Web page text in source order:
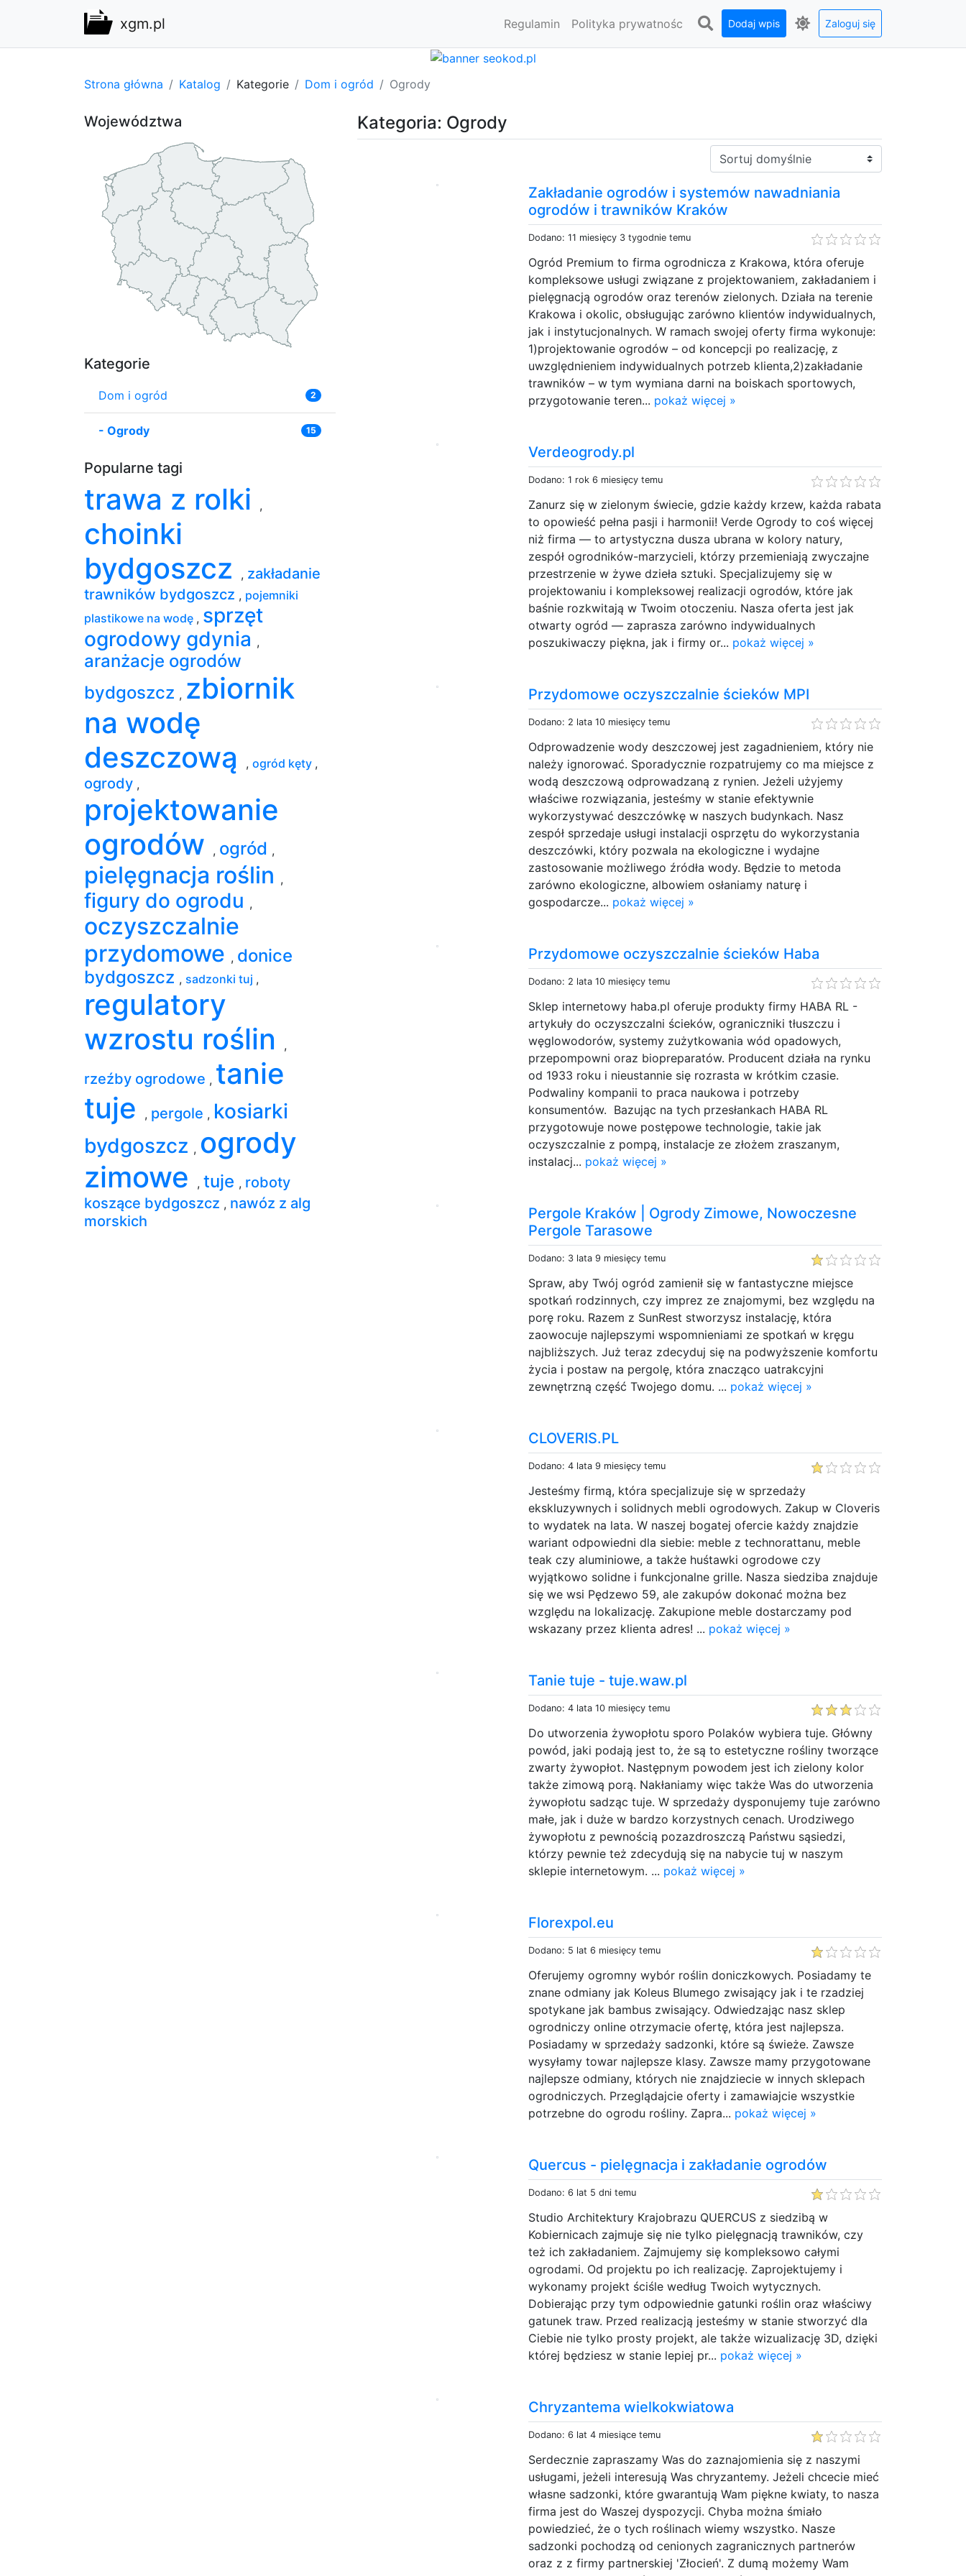
xgm.pl Regulamin Polityka prywatnośc Dodaj wpis Zaloguj się
Strona główna Katalog Kategorie Dom i ogród Ogrody
Kategoria: Ogrody
Sortuj:
Zakładanie ogrodów i systemów nawadniania
ogrodów i trawników Kraków
Dodano: 11 miesięcy 3 tygodnie temu
Ogród Premium to firma ogrodnicza z Krakowa, która oferuje
kompleksowe usługi związane z projektowaniem, zakładaniem i
pielęgnacją ogrodów oraz terenów zielonych. Działa na terenie
Krakowa i okolic, obsługując zarówno klientów indywidualnych,
jak i instytucjonalnych. W ramach swojej oferty firma wykonuje:
1)projektowanie ogrodów – od koncepcji po realizację, z
uwzględnieniem indywidualnych potrzeb klienta,2)zakładanie
trawników – w tym wymiana darni na boiskach sportowych,
przygotowanie teren... pokaż więcej »
Verdeogrody.pl
Dodano: 1 rok 6 miesięcy temu
Zanurz się w zielonym świecie, gdzie każdy krzew, każda rabata
to opowieść pełna pasji i harmonii! Verde Ogrody to coś więcej
niż firma — to artystyczna dusza ubrana w kolory natury,
zespół ogrodników-marzycieli, którzy przemieniają zwyczajne
przestrzenie w żywe dzieła sztuki. Specjalizujemy się w
projektowaniu i kompleksowej realizacji ogrodów, które jak
baśnie rozkwitają w Twoim otoczeniu. Nasza oferta jest jak
otwarty ogród — zaprasza zarówno indywidualnych
poszukiwaczy piękna, jak i firmy or... pokaż więcej »
Przydomowe oczyszczalnie ścieków MPI
Dodano: 2 lata 10 miesięcy temu
Odprowadzenie wody deszczowej jest zagadnieniem, który nie
należy ignorować. Sporadycznie rozpatrujemy co ma miejsce z
wodą deszczową odprowadzaną z rynien. Jeżeli użyjemy
właściwe rozwiązania, jesteśmy w stanie efektywnie
wykorzystywać deszczówkę w naszych budynkach. Nasz
zespół sprzedaje usługi instalacji osprzętu do wykorzystania
deszczówki, który pozwala na ekologiczne i wydajne
zastosowanie możliwego źródła wody. Będzie to metoda
zarówno ekologiczne, albowiem osłaniamy naturę i
gospodarcze... pokaż więcej »
Przydomowe oczyszczalnie ścieków Haba
Dodano: 2 lata 10 miesięcy temu
Sklep internetowy haba.pl oferuje produkty firmy HABA RL -
artykuły do oczyszczalni ścieków, ograniczniki tłuszczu i
węglowodorów, systemy zużytkowania wód opadowych,
przepompowni oraz biopreparatów. Producent działa na rynku
od 1933 roku i nieustannie się rozrasta w krótkim czasie.
Podwaliny kompanii to praca naukowa i potrzeby
konsumentów. Bazując na tych przesłankach HABA RL
przygotowuje nowe postępowe technologie, takie jak
oczyszczalnie z pompą, instalacje ze złożem zraszanym,
instalacj... pokaż więcej »
Pergole Kraków | Ogrody Zimowe, Nowoczesne
Pergole Tarasowe
Dodano: 3 lata 9 miesięcy temu
Spraw, aby Twój ogród zamienił się w fantastyczne miejsce
spotkań rodzinnych, czy imprez ze znajomymi, bez względu na
porę roku. Razem z SunRest stworzysz instalację, która
zaowocuje najlepszymi wspomnieniami ze spotkań w kręgu
najbliższych. Już teraz zdecyduj się na podwyższenie komfortu
życia i postaw na pergolę, która znacząco uatrakcyjni
zewnętrzną część Twojego domu. ... pokaż więcej »
CLOVERIS.PL
Dodano: 4 lata 9 miesięcy temu
Jesteśmy firmą, która specjalizuje się w sprzedaży
ekskluzywnych i solidnych mebli ogrodowych. Zakup w Cloveris
to wydatek na lata. W naszej bogatej ofercie każdy znajdzie
wariant odpowiedni dla siebie: meble z technorattanu, meble
teak czy aluminiowe, a także huśtawki ogrodowe czy
wyjątkowo solidne i funkcjonalne grille. Nasza siedziba znajduje
się we wsi Pędzewo 59, ale zakupów dokonać można bez
względu na lokalizację. Zakupione meble dostarczamy pod
wskazany przez klienta adres! ... pokaż więcej »
Tanie tuje - tuje.waw.pl
Dodano: 4 lata 10 miesięcy temu
Do utworzenia żywopłotu sporo Polaków wybiera tuje. Główny
powód, jaki podają jest to, że są to estetyczne rośliny tworzące
zwarty żywopłot. Następnym powodem jest ich zielony kolor
także zimową porą. Nakłaniamy więc także Was do utworzenia
żywopłotu sadząc tuje. W sprzedaży dysponujemy tuje zarówno
małe, jak i duże w bardzo korzystnych cenach. Urodziwego
żywopłotu z pewnością pozazdroszczą Państwu sąsiedzi,
którzy pewnie też zdecydują się na nabycie tuj w naszym
sklepie internetowym. ... pokaż więcej »
Florexpol.eu
Dodano: 5 lat 6 miesięcy temu
Oferujemy ogromny wybór roślin doniczkowych. Posiadamy te
znane odmiany jak Koleus Blumego zwisający jak i te rzadziej
spotykane jak bambus zwisający. Odwiedzając nasz sklep
ogrodniczy online otrzymacie ofertę, która jest najlepsza.
Posiadamy w sprzedaży sadzonki, które są świeże. Zawsze
wysyłamy towar najlepsze klasy. Zawsze mamy przygotowane
najlepsze odmiany, których nie znajdziecie w innych sklepach
ogrodniczych. Przeglądajcie oferty i zamawiajcie wszystkie
potrzebne do ogrodu rośliny. Zapra... pokaż więcej »
Quercus - pielęgnacja i zakładanie ogrodów
Dodano: 6 lat 5 dni temu
Studio Architektury Krajobrazu QUERCUS z siedzibą w
Kobiernicach zajmuje się nie tylko pielęgnacją trawników, czy
też ich zakładaniem. Zajmujemy się kompleksowo całymi
ogrodami. Od projektu po ich realizację. Zaprojektujemy i
wykonamy projekt ściśle według Twoich wytycznych.
Dobierając przy tym odpowiednie gatunki roślin oraz właściwy
gatunek traw. Przed realizacją jesteśmy w stanie stworzyć dla
Ciebie nie tylko prosty projekt, ale także wizualizację 3D, dzięki
której będziesz w stanie lepiej pr... pokaż więcej »
Chryzantema wielkokwiatowa
Dodano: 6 lat 4 miesiące temu
Serdecznie zapraszamy Was do zaznajomienia się z naszymi
usługami, jeżeli interesują Was chryzantemy. Jeżeli chcecie mieć
własne sadzonki, które gwarantują Wam piękne kwiaty, to nasza
firma jest do Waszej dyspozycji. Chyba można śmiało
powiedzieć, że o tych roślinach wiemy wszystko. Nasze
sadzonki pochodzą od cenionych zagranicznych partnerów
oraz z z firmy partnerskiej 'Złocień'. Z dumą możemy Wam
Województwa
Kategorie
Dom i ogród 2
- Ogrody 15
Popularne tagi
trawa z rolki ,
choinki
bydgoszcz
, zakładanie
trawników bydgoszcz , pojemniki
plastikowe na wodę , sprzęt
ogrodowy gdynia ,
aranżacje ogrodów
bydgoszcz , zbiornik
na wodę
deszczową
, ogród kęty ,
ogrody ,
projektowanie
ogrodów
, ogród ,
pielęgnacja roślin ,
figury do ogrodu ,
oczyszczalnie
przydomowe , donice
bydgoszcz , sadzonki tuj ,
regulatory
wzrostu roślin
,
rzeźby ogrodowe , tanie
tuje
, pergole , kosiarki
bydgoszcz , ogrody
zimowe
, tuje , roboty
koszące bydgoszcz , nawóz z alg
morskich